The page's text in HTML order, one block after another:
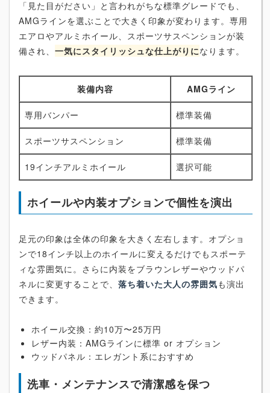
「見た目がださい」と言われがちな標準グレードでも、
AMGラインを選ぶことで大きく印象が変わります。専用
エアロやアルミホイール、スポーツサスペンションが装
備され、 一気にスタイリッシュな仕上がりになります。
装備内容 AMGライン
専用バンパー 標準装備
スポーツサスペンション 標準装備
19インチアルミホイール 選択可能
ホイールや内装オプションで個性を演出
足元の印象は全体の印象を大きく左右します。オプショ
ンで18インチ以上のホイールに変えるだけでもスポーテ
ィな雰囲気に。さらに内装をブラウンレザーやウッドパ
ネルに変更することで、 落ち着いた大人の雰囲気も演出
できます。
ホイール交換：約10万〜25万円
レザー内装：AMGラインに標準 or オプション
ウッドパネル：エレガント系におすすめ
洗車・メンテナンスで清潔感を保つ